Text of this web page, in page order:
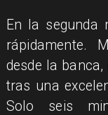
En la segunda
rápidamente.
desde la
tras una
Solo seis